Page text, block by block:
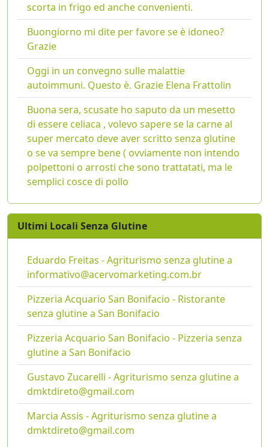
scorta in frigo ed anche convenienti.
Buongiorno mi dite per favore se è idoneo?
Grazie
Oggi in un convegno sulle malattie
autoimmuni. Questo è. Grazie Elena Frattolin
Buona sera, scusate ho saputo da un mesetto
di essere celiaca , volevo sapere se la carne al
super mercato deve aver scritto senza glutine
o se va sempre bene ( ovviamente non intendo
polpettoni o arrosti che sono trattatati, ma le
semplici cosce di pollo
Ultimi Locali Senza Glutine
Eduardo Freitas - Agriturismo senza glutine a
informativo@acervomarketing.com.br
Pizzeria Acquario San Bonifacio - Ristorante
senza glutine a San Bonifacio
Pizzeria Acquario San Bonifacio - Pizzeria senza
glutine a San Bonifacio
Gustavo Zucarelli - Agriturismo senza glutine a
dmktdireto@gmail.com
Marcia Assis - Agriturismo senza glutine a
dmktdireto@gmail.com